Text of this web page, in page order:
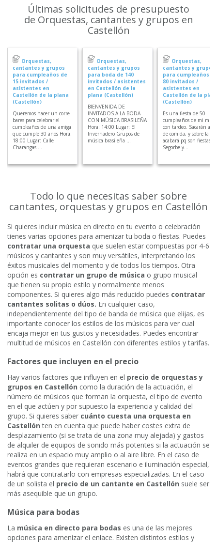
Últimas solicitudes de presupuesto
de Orquestas, cantantes y grupos en
Castellón
Orquestas,
cantantes y grupos
para cumpleaños de
15 invitados /
asistentes en
Castellón de la plana
(Castellón)
Queremos hacer un corre
bares para celebrar el
cumpleaños de una amiga
que cumple 30 años Hora:
18:00 Lugar: Calle
Charangas ...
Orquestas,
cantantes y grupos
para boda de 140
invitados / asistentes
en Castellón de la
plana (Castellón)
BIENVENIDA DE
INVITADOS A LA BODA
CON MÚSICA BRASILEÑA
Hora: 14:00 Lugar: El
Invernadero Grupos de
música brasileña ...
Orquestas,
cantantes y grupos
para cumpleaños de
80 invitados /
asistentes en
Castellón de la
(Castellón)
Es una fiesta de 50
cumpleaños de mi
con tardeo. Sacarán algo
de comida, y sobre la 1
acabará pq son fiestas
Segorbe y...
Todo lo que necesitas saber sobre
cantantes, orquestas y grupos en Castellón
Si quieres incluir música en directo en tu evento o celebración
tienes varias opciones para amenizar tu boda o fiestas. Puedes
contratar una orquesta que suelen estar compuestas por 4-6
músicos y cantantes y son muy versátiles, interpretando los
éxitos musicales del momento y de todos los tiempos. Otra
opción es contratar un grupo de música o grupo musical
que tienen su propio estilo y normalmente menos
componentes. Si quieres algo más reducido puedes contratar
cantantes solitas o dúos. En cualquier caso,
independientemente del tipo de banda de música que elijas, es
importante conocer los estilos de los músicos para ver cual
encaja mejor en tus gustos y necesidades. Puedes encontrar
multitud de músicos en Castellón con diferentes estilos y tarifas.
Factores que incluyen en el precio
Hay varios factores que influyen en el precio de orquestas y
grupos en Castellón como la duración de la actuación, el
número de músicos que forman la orquesta, el tipo de evento
en el que actúen y por supuesto la experiencia y calidad del
grupo. Si quieres saber cuánto cuesta una orquesta en
Castellón ten en cuenta que puede haber costes extra de
desplazamiento (si se trata de una zona muy alejada) y gastos
de alquiler de equipos de sonido más potentes si la actuación se
realiza en un espacio muy amplio o al aire libre. En el caso de
eventos grandes que requieran escenario e iluminación especial,
habrá que contratarlo con empresas especializadas. En el caso
de un solista el precio de un cantante en Castellón suele ser
más asequible que un grupo.
Música para bodas
La música en directo para bodas es una de las mejores
opciones para amenizar el enlace. Existen distintos estilos y